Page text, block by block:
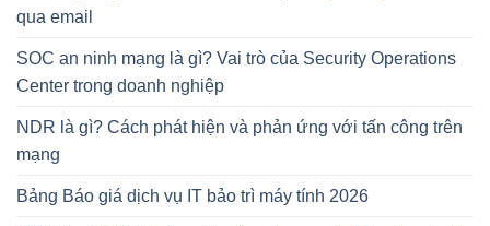
qua email
SOC an ninh mạng là gì? Vai trò của Security Operations
Center trong doanh nghiệp
NDR là gì? Cách phát hiện và phản ứng với tấn công trên
mạng
Bảng Báo giá dịch vụ IT bảo trì máy tính 2026